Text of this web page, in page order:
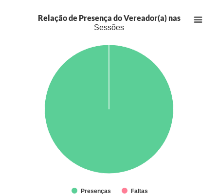
Relação de Presença do Vereador(a) nas
Sessões
Presenças Faltas